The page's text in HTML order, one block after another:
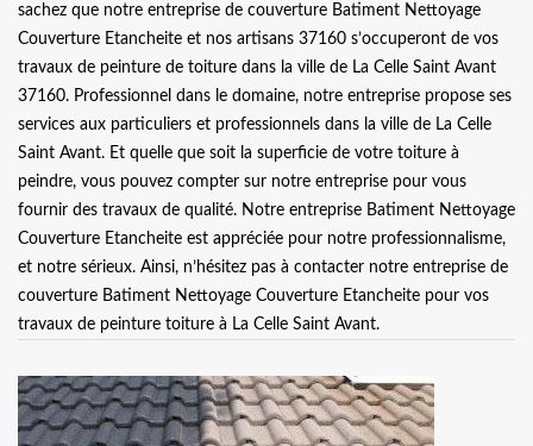
sachez que notre entreprise de couverture Batiment Nettoyage
Couverture Etancheite et nos artisans 37160 s’occuperont de vos
travaux de peinture de toiture dans la ville de La Celle Saint Avant
37160. Professionnel dans le domaine, notre entreprise propose ses
services aux particuliers et professionnels dans la ville de La Celle
Saint Avant. Et quelle que soit la superficie de votre toiture à
peindre, vous pouvez compter sur notre entreprise pour vous
fournir des travaux de qualité. Notre entreprise Batiment Nettoyage
Couverture Etancheite est appréciée pour notre professionnalisme,
et notre sérieux. Ainsi, n’hésitez pas à contacter notre entreprise de
couverture Batiment Nettoyage Couverture Etancheite pour vos
travaux de peinture toiture à La Celle Saint Avant.